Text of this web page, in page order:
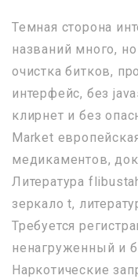
Темная сторона
названий много,
очистка битков,
интерфейс, без
клирнет и без
Market
медикаментов,
Литература
зеркало t,
Требуется
ненагруженный и
Наркотические